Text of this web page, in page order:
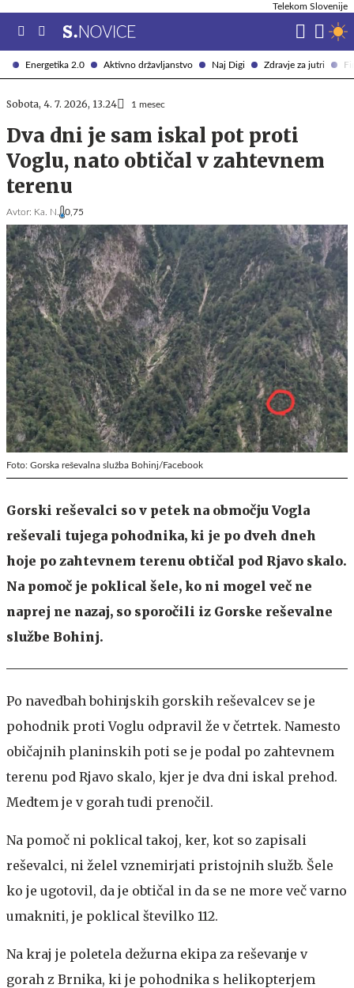
Energetika 2.0 Aktivno državljanstvo Naj Digi Zdravje za jutri
Telekom Slovenije
Sobota, 4. 7. 2026, 13.24 1 mesec
Dva dni je sam iskal pot proti
Voglu, nato obtičal v zahtevnem
terenu
Avtor: Ka. N. 0,75
Foto: Gorska reševalna služba Bohinj/Facebook
Gorski reševalci so v petek na območju Vogla
reševali tujega pohodnika, ki je po dveh dneh
hoje po zahtevnem terenu obtičal pod Rjavo skalo.
Na pomoč je poklical šele, ko ni mogel več ne
naprej ne nazaj, so sporočili iz Gorske reševalne
službe Bohinj.
Po navedbah bohinjskih gorskih reševalcev se je
pohodnik proti Voglu odpravil že v četrtek. Namesto
običajnih planinskih poti se je podal po zahtevnem
terenu pod Rjavo skalo, kjer je dva dni iskal prehod.
Medtem je v gorah tudi prenočil.
Na pomoč ni poklical takoj, ker, kot so zapisali
reševalci, ni želel vznemirjati pristojnih služb. Šele
ko je ugotovil, da je obtičal in da se ne more več varno
umakniti, je poklical številko 112.
Na kraj je poletela dežurna ekipa za reševanje v
gorah z Brnika, ki je pohodnika s helikopterjem